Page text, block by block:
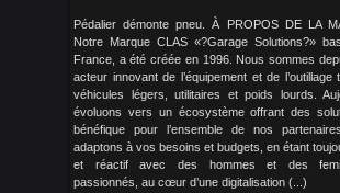
Pédalier démonte pneu. À PROPOS DE LA
Notre Marque CLAS «?Garage Solutions?»
France, a été créée en 1996. Nous sommes
acteur innovant de l’équipement et de l’outillage
véhicules légers, utilitaires et poids lourds.
évoluons vers un écosystème offrant des
bénéfique pour l’ensemble de nos
adaptons à vos besoins et budgets, en étant
et réactif avec des hommes et des
passionnés, au cœur d’une digitalisation (...)